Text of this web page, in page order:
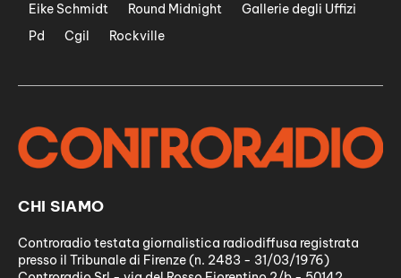
Eike Schmidt
Round Midnight
Gallerie degli Uffizi
Pd
Cgil Rockville
CHI SIAMO
Controradio testata giornalistica radiodiffusa registrata
presso il Tribunale di Firenze (n. 2483 - 31/03/1976)